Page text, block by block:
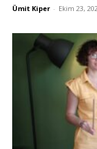
Ümit Kiper - Ekim 23,